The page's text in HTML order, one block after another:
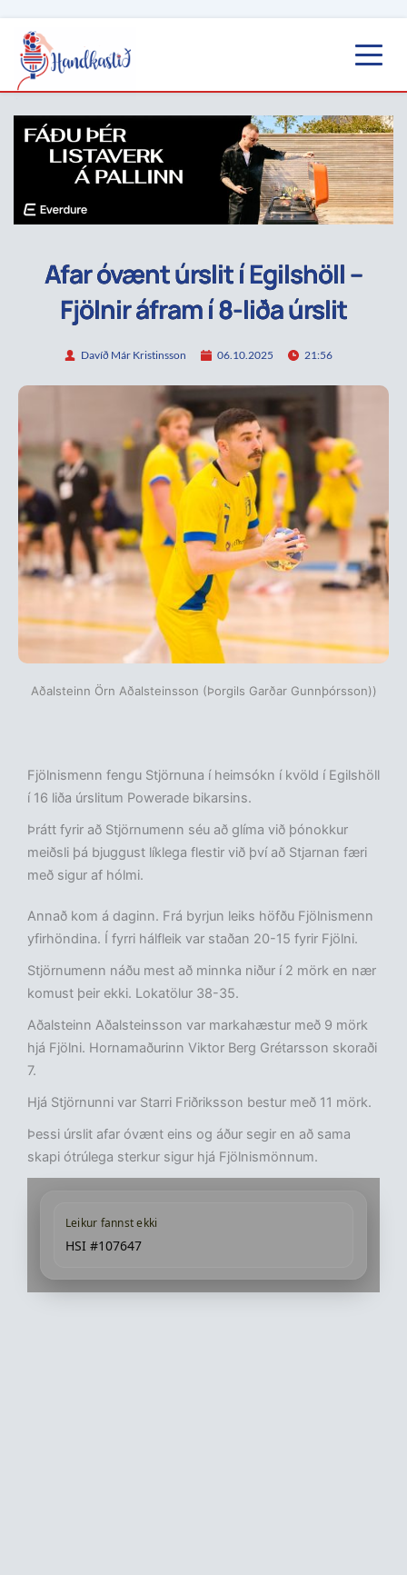
Afar óvænt úrslit í Egilshöll –
Fjölnir áfram í 8-liða úrslit
Davíð Már Kristinsson 06.10.2025 21:56
Aðalsteinn Örn Aðalsteinsson (Þorgils Garðar Gunnþórsson))
Fjölnismenn fengu Stjörnuna í heimsókn í kvöld í Egilshöll
í 16 liða úrslitum Powerade bikarsins.
Þrátt fyrir að Stjörnumenn séu að glíma við þónokkur
meiðsli þá bjuggust líklega flestir við því að Stjarnan færi
með sigur af hólmi.
Annað kom á daginn. Frá byrjun leiks höfðu Fjölnismenn
yfirhöndina. Í fyrri hálfleik var staðan 20-15 fyrir Fjölni.
Stjörnumenn náðu mest að minnka niður í 2 mörk en nær
komust þeir ekki. Lokatölur 38-35.
Aðalsteinn Aðalsteinsson var markahæstur með 9 mörk
hjá Fjölni. Hornamaðurinn Viktor Berg Grétarsson skoraði
7.
Hjá Stjörnunni var Starri Friðriksson bestur með 11 mörk.
Þessi úrslit afar óvænt eins og áður segir en að sama
skapi ótrúlega sterkur sigur hjá Fjölnismönnum.
Leikur fannst ekki
HSI #107647